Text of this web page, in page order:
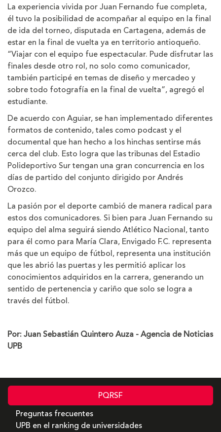
La experiencia vivida por Juan Fernando fue completa,
él tuvo la posibilidad de acompañar al equipo en la final
de ida del torneo, disputada en Cartagena, además de
estar en la final de vuelta ya en territorio antioqueño.
“Viajar con el equipo fue espectacular. Pude disfrutar las
finales desde otro rol, no solo como comunicador,
también participé en temas de diseño y mercadeo y
sobre todo fotografía en la final de vuelta”, agregó el
estudiante.
De acuerdo con Aguiar, se han implementado diferentes
formatos de contenido, tales como podcast y el
documental que han hecho a los hinchas sentirse más
cerca del club. Esto logra que las tribunas del Estadio
Polideportivo Sur tengan una gran concurrencia en los
días de partido del conjunto dirigido por Andrés
Orozco.
La pasión por el deporte cambió de manera radical para
estos dos comunicadores. Si bien para Juan Fernando su
equipo del alma seguirá siendo Atlético Nacional, tanto
para él como para María Clara, Envigado F.C. representa
más que un equipo de fútbol, representa una institución
que les abrió las puertas y les permitió aplicar los
conocimientos adquiridos en la carrera, generando un
sentido de pertenencia y cariño que solo se logra a
través del fútbol.
Por: Juan Sebastián Quintero Auza - Agencia de Noticias
UPB
PQRSF
Preguntas frecuentes
UPB en el ranking de universidades